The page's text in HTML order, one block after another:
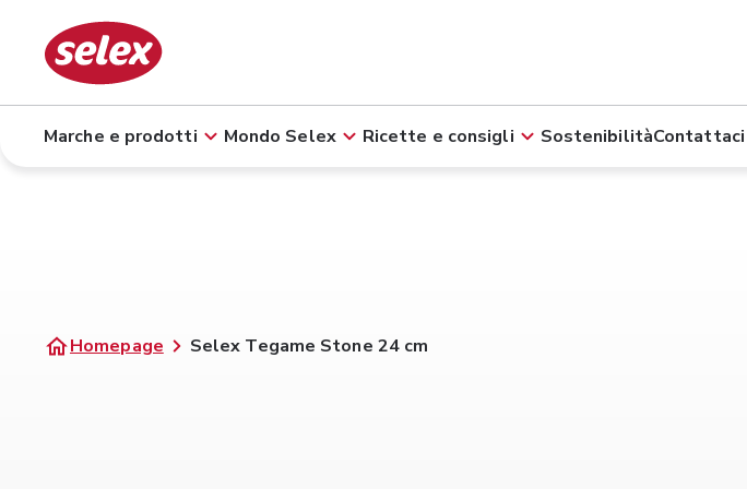
Marche e prodotti Mondo Selex Ricette e consigli SostenibilitàContattaci
Homepage Selex Tegame Stone 24 cm